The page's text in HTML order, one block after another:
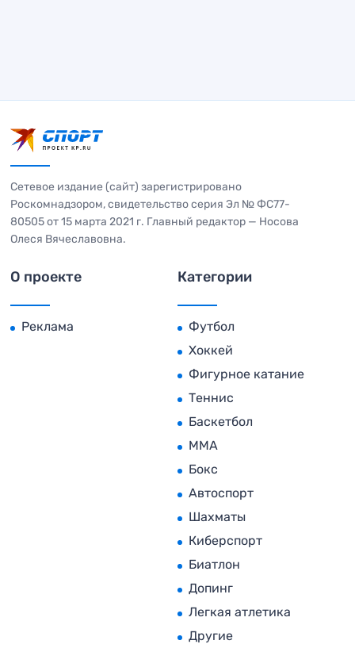
Сетевое издание (сайт) зарегистрировано
Роскомнадзором, свидетельство серия Эл № ФС77-
80505 от 15 марта 2021 г. Главный редактор — Носова
Олеся Вячеславовна.
О проекте
Реклама
Категории
Футбол
Хоккей
Фигурное катание
Теннис
Баскетбол
MMA
Бокс
Автоспорт
Шахматы
Киберспорт
Биатлон
Допинг
Легкая атлетика
Другие